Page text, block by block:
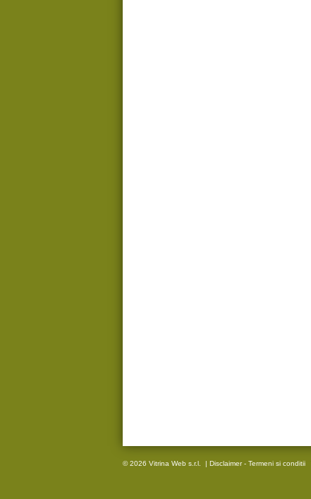
© 2026 Vitrina Web s.r.l. | Disclaimer - Termeni si conditii